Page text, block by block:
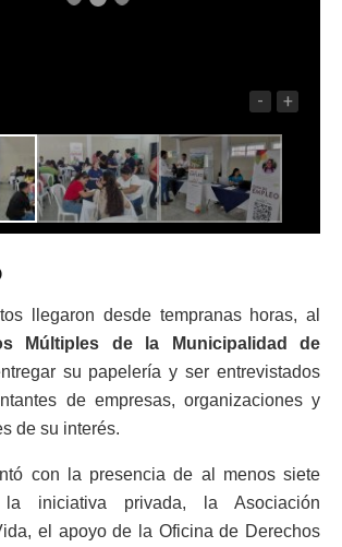
- +
llegaron desde tempranas horas, al
Múltiples de la Municipalidad de
su papelería y ser entrevistados
de empresas, organizaciones y
de su interés.
con la presencia de al menos siete
iniciativa privada, la Asociación
el apoyo de la Oficina de Derechos